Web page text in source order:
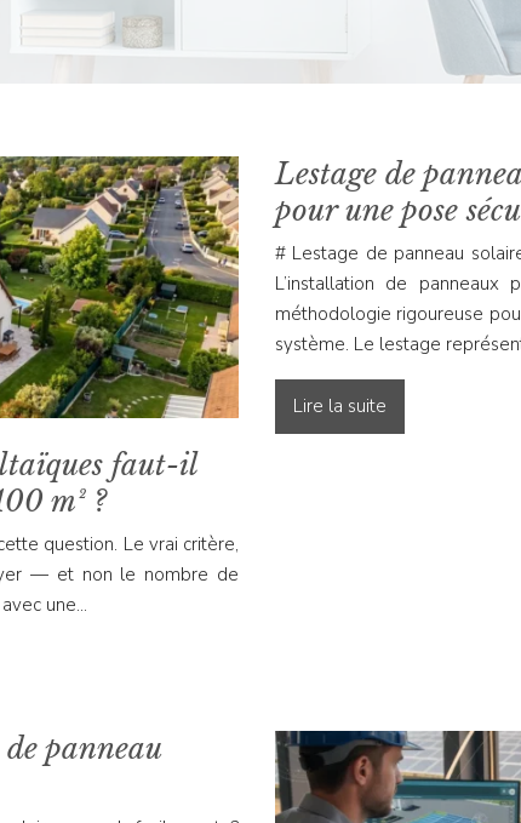
faut-il
m² ?
question. Le vrai critère,
— et non le nombre de
une…
Lestage de
pour une pose
# Lestage de panneau
L’installation de panneaux
méthodologie rigoureuse
système. Le lestage
Lire la suite
panneau